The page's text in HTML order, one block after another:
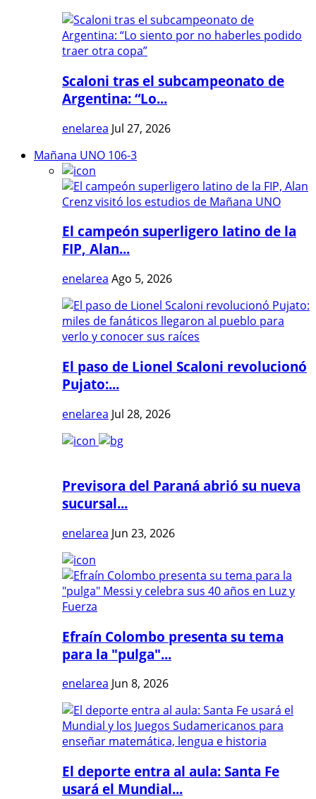
Scaloni tras el subcampeonato de
Argentina: “Lo...
enelarea Jul 27, 2026
Mañana UNO 106-3
El campeón superligero latino de la
FIP, Alan...
enelarea Ago 5, 2026
El paso de Lionel Scaloni revolucionó
Pujato:...
enelarea Jul 28, 2026
Previsora del Paraná abrió su nueva
sucursal...
enelarea Jun 23, 2026
Efraín Colombo presenta su tema
para la "pulga"...
enelarea Jun 8, 2026
El deporte entra al aula: Santa Fe
usará el Mundial...